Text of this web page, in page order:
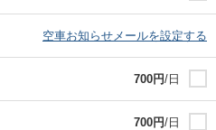
空車お知らせメールを設定する
700円/日
700円/日